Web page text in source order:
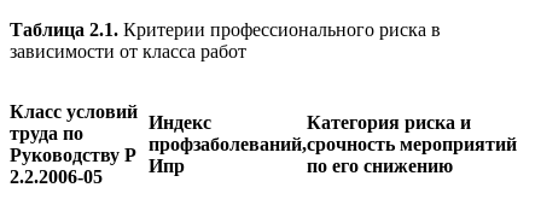
Таблица 2.1. Критерии профессионального риска в
зависимости от класса работ
Класс условий
труда по
Руководству Р
2.2.2006-05
Индекс
профзаболеваний,
Ипр
Категория риска и
срочность мероприятий
по его снижению